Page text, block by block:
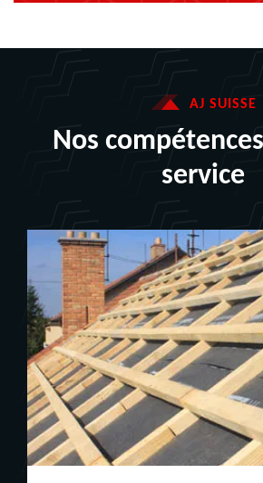
AJ SUISSE
Nos
service